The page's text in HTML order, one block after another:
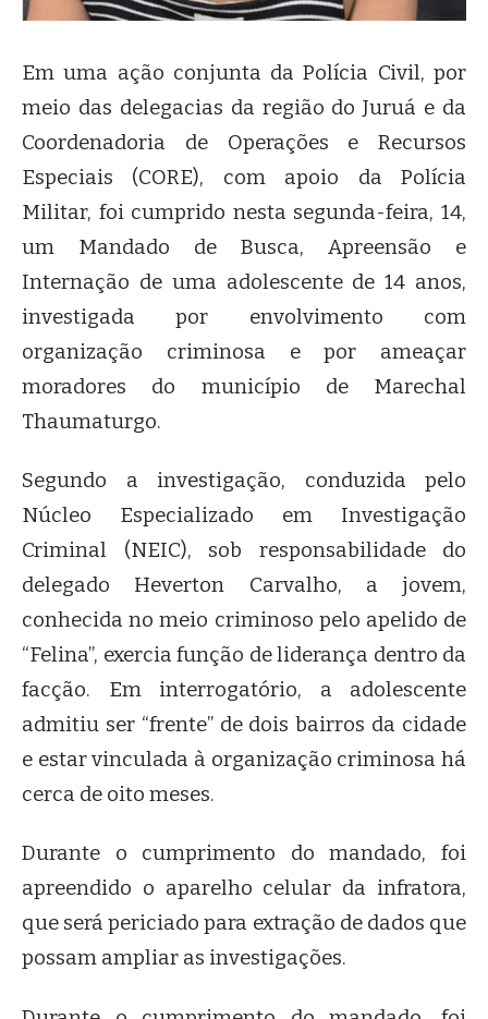
Em uma ação conjunta da Polícia Civil, por
meio das delegacias da região do Juruá e da
Coordenadoria de Operações e Recursos
Especiais (CORE), com apoio da Polícia
Militar, foi cumprido nesta segunda-feira, 14,
um Mandado de Busca, Apreensão e
Internação de uma adolescente de 14 anos,
investigada por envolvimento com
organização criminosa e por ameaçar
moradores do município de Marechal
Thaumaturgo.
Segundo a investigação, conduzida pelo
Núcleo Especializado em Investigação
Criminal (NEIC), sob responsabilidade do
delegado Heverton Carvalho, a jovem,
conhecida no meio criminoso pelo apelido de
“Felina”, exercia função de liderança dentro da
facção. Em interrogatório, a adolescente
admitiu ser “frente” de dois bairros da cidade
e estar vinculada à organização criminosa há
cerca de oito meses.
Durante o cumprimento do mandado, foi
apreendido o aparelho celular da infratora,
que será periciado para extração de dados que
possam ampliar as investigações.